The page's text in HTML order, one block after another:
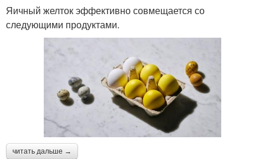
Яичный желток эффективно совмещается со
следующими продуктами.
читать дальше →